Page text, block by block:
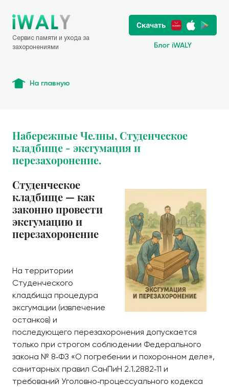
Сервис памяти и ухода за
захоронениями
Блог iWALY
На главную
Набережные Челны, Студенческое
кладбище - эксгумация и
перезахоронение.
Студенческое
кладбище — как
законно провести
эксгумацию и
перезахоронение
На территории
Студенческого
кладбища процедура
эксгумации (извлечение
останков) и
последующего перезахоронения допускается
только при строгом соблюдении Федерального
закона № 8‑ФЗ «О погребении и похоронном деле»,
санитарных правил СанПиН 2.1.2882‑11 и
требований Уголовно‑процессуального кодекса